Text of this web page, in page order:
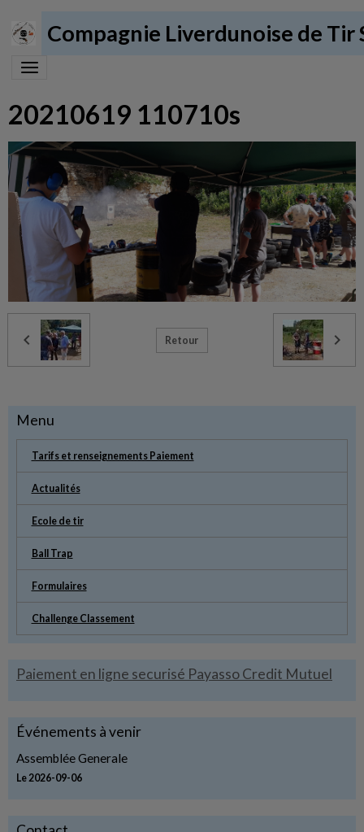
Compagnie Liverdunoise de
20210619 110710s
Retour
Menu
Tarifs et renseignements Paiement
Actualités
Ecole de tir
Ball Trap
Formulaires
Challenge Classement
Paiement en ligne securisé Payasso Credit Mutuel
Événements à venir
Assemblée Generale
Le 2026-09-06